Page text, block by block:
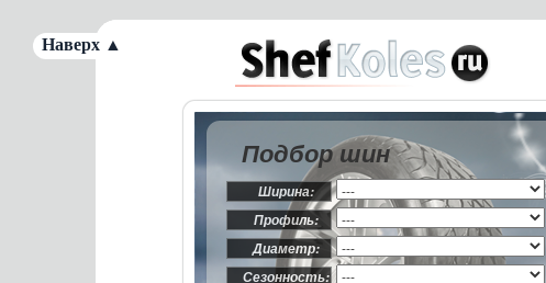
Подбор шин
Ширина:
Профиль:
Диаметр:
Сезонность:
Наверх ▲